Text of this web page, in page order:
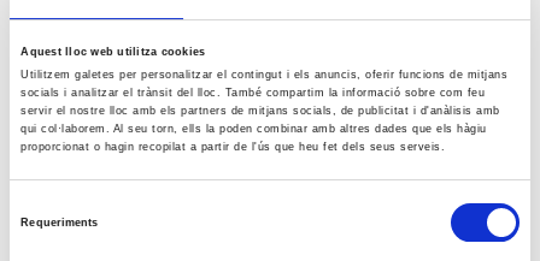
Aquest lloc web utilitza cookies
Utilitzem galetes per personalitzar el contingut i els anuncis, oferir funcions de mitjans
socials i analitzar el trànsit del lloc. També compartim la informació sobre com feu
servir el nostre lloc amb els partners de mitjans socials, de publicitat i d'anàlisis amb
qui col·laborem. Al seu torn, ells la poden combinar amb altres dades que els hàgiu
proporcionat o hagin recopilat a partir de l'ús que heu fet dels seus serveis.
Requeriments